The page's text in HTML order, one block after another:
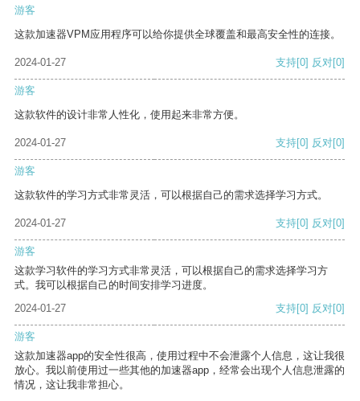
游客
这款加速器VPM应用程序可以给你提供全球覆盖和最高安全性的连接。
2024-01-27 支持[0] 反对[0]
游客
这款软件的设计非常人性化，使用起来非常方便。
2024-01-27 支持[0] 反对[0]
游客
这款软件的学习方式非常灵活，可以根据自己的需求选择学习方式。
2024-01-27 支持[0] 反对[0]
游客
这款学习软件的学习方式非常灵活，可以根据自己的需求选择学习方
式。我可以根据自己的时间安排学习进度。
2024-01-27
支持[0] 反对[0]
游客
这款加速器app的安全性很高，使用过程中不会泄露个人信息，这让我很
放心。我以前使用过一些其他的加速器app，经常会出现个人信息泄露的
情况，这让我非常担心。